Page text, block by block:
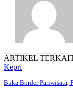
ARTIKEL
Kepri
Buka Border Pariwisata,